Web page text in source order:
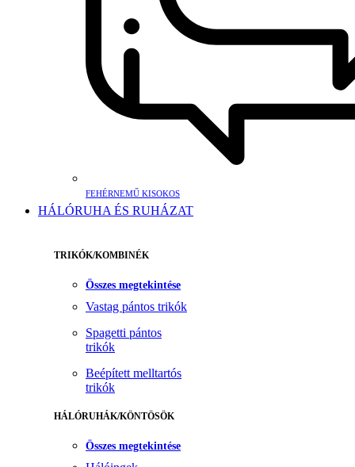
FEHÉRNEMŰ KISOKOS
HÁLÓRUHA ÉS RUHÁZAT
TRIKÓK/KOMBINÉK
Összes megtekintése
Vastag pántos trikók
Spagetti pántos
trikók
Beépített melltartós
trikók
HÁLÓRUHÁK/KÖNTÖSÖK
Összes megtekintése